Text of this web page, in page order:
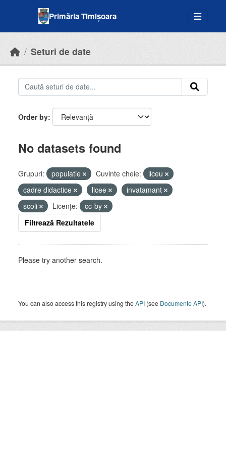
Primăria Timișoara
Seturi de date
Order by
No datasets found
Grupuri: populatie Cuvinte cheie:
liceu
cadre didactice
licee
invatamant
scoli
Licenţe:
cc-by
Filtrează Rezultatele
Please try another search.
You can also access this registry using theAPI (see Documente API).